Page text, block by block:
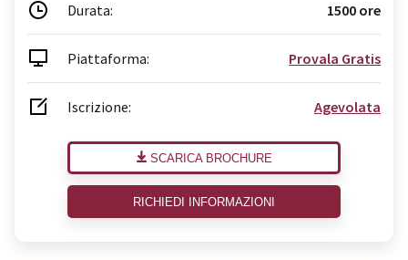
Durata: 1500 ore
Piattaforma: Provala Gratis
Iscrizione: Agevolata
SCARICA BROCHURE
RICHIEDI INFORMAZIONI